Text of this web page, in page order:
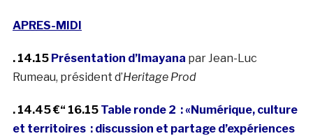
APRES-MIDI
. 14.15 Présentation d’Imayana par Jean-Luc
Rumeau, président d’Heritage Prod
. 14.45 €“ 16.15Table ronde 2 :«Numérique, culture
et territoires : discussion et partage d’expériences